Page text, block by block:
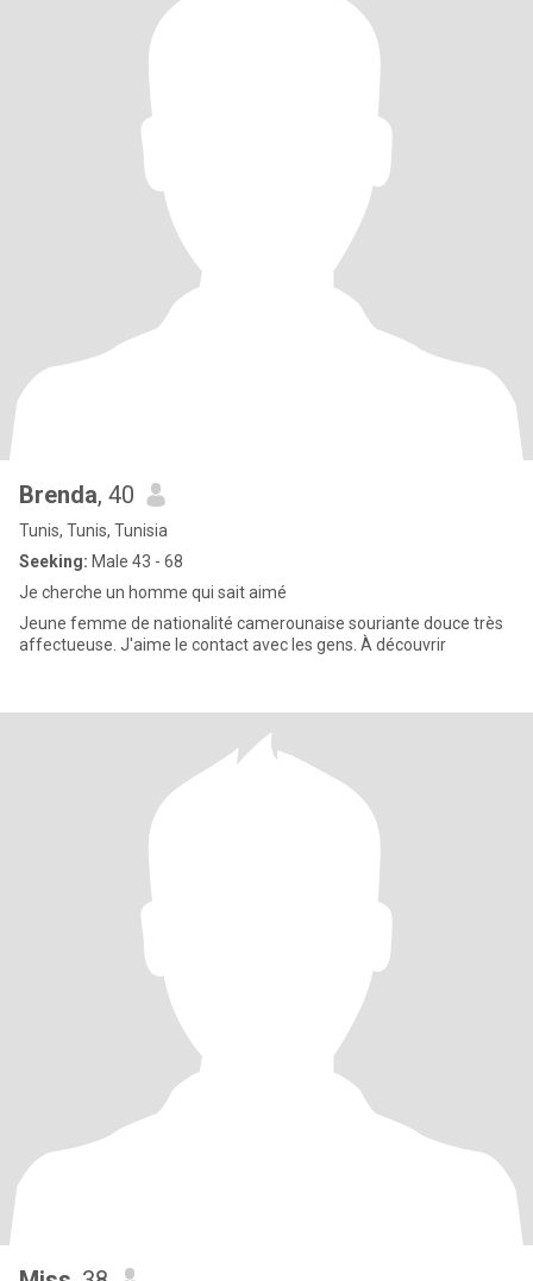
Brenda, 40
Tunis, Tunis, Tunisia
Seeking: Male 43 - 68
Je cherche un homme qui sait aimé
Jeune femme de nationalité camerounaise souriante douce très
affectueuse. J'aime le contact avec les gens. À découvrir